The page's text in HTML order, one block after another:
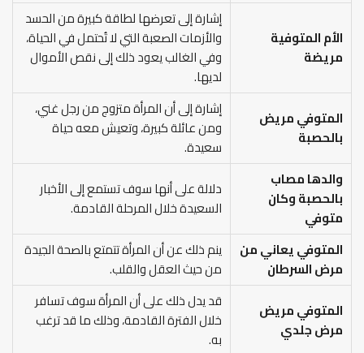
الأم المتوفية
مريضة
إشارة إلى تعرضها لطاقة كبيرة من الحسد
والأزمات الصعبة التي لا تُحتمل في الحياة،
وفي الغالب يعود ذلك إلى نقص الأموال
لديها.
المتوفي مريض
بالحصبة
إشارة إلى أن المرأة متزوج من رجل غني،
ومن عائلة كبيرة، وتعيش معه حياة
سعيدة.
والدها مصاب
بالحصبة وكان
متوفي
دلالة على أنها سوف تستمع إلى الأخبار
السعيدة خلال المرحلة القادمة.
المتوفي يعاني من
مرض السرطان
ينم ذلك عن أن المرأة تتمتع بالصحة الجيدة
من حيث العقل والقلب.
المتوفي مريض
مرض جلدي
قد يدل ذلك على أن المرأة سوف تسافر
خلال الفترة القادمة، وذلك ما قد ترغب
به.